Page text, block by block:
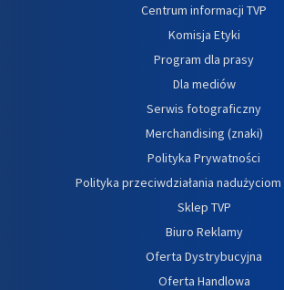
Centrum informacji TVP
Komisja Etyki
Program dla prasy
Dla mediów
Serwis fotograficzny
Merchandising (znaki)
Polityka Prywatności
Polityka przeciwdziałania
Sklep TVP
Biuro Reklamy
Oferta Dystrybucyjna
Oferta Handlowa